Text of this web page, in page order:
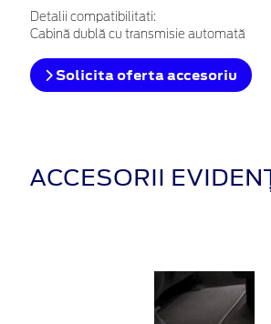
Detalii compatibilitati:
Cabină dublă cu transmisie automată
Solicita oferta accesoriu
ACCESORII